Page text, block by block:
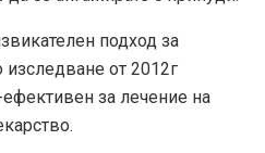
подход за
изследване от 2012г
за лечение на